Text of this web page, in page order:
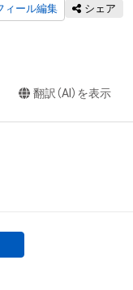
ィール編集 シェア
翻訳（AI）を表示